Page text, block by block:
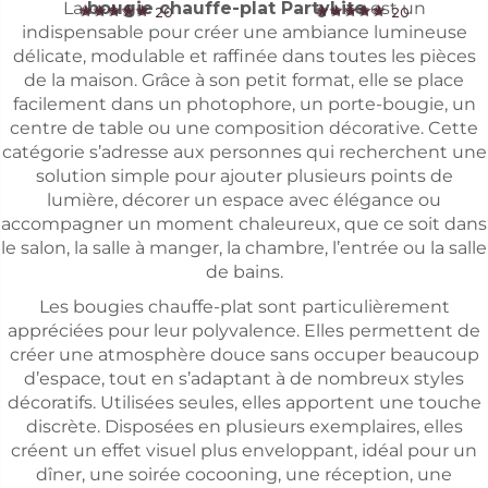
20 20
Labougie chauffe-plat PartyLiteest un
indispensable pour créer une ambiance lumineuse
délicate, modulable et raffinée dans toutes les pièces
de la maison. Grâce à son petit format, elle se place
facilement dans un photophore, un porte-bougie, un
centre de table ou une composition décorative. Cette
catégorie s’adresse aux personnes qui recherchent une
solution simple pour ajouter plusieurs points de
lumière, décorer un espace avec élégance ou
accompagner un moment chaleureux, que ce soit dans
le salon, la salle à manger, la chambre, l’entrée ou la salle
de bains.
Les bougies chauffe-plat sont particulièrement
appréciées pour leur polyvalence. Elles permettent de
créer une atmosphère douce sans occuper beaucoup
d’espace, tout en s’adaptant à de nombreux styles
décoratifs. Utilisées seules, elles apportent une touche
discrète. Disposées en plusieurs exemplaires, elles
créent un effet visuel plus enveloppant, idéal pour un
dîner, une soirée cocooning, une réception, une